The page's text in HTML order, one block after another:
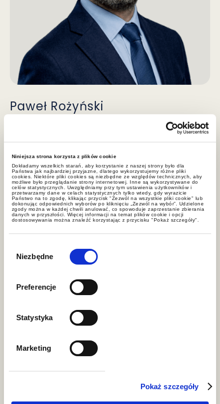
Niniejsza strona korzysta z plików cookie
Dokładamy wszelkich starań, aby korzystanie z naszej strony było dla
Państwa jak najbardziej przyjazne, dlatego wykorzystujemy różne pliki
cookies. Niektóre pliki cookies są niezbędne ze względów technicznych, aby
możliwe było przeglądanie strony internetowej. Inne są wykorzystywane do
celów statystycznych. Uwzględniamy przy tym ustawienia użytkowników i
przetwarzamy dane w celach statystycznych tylko wtedy, gdy wyrazicie
Państwo na to zgodę, klikając przycisk "Zezwól na wszystkie pliki cookie" lub
dokonując odpowiednich wyborów po kliknięciu „Zezwól na wybór”. Udzielone
zgody można w każdej chwili anulować, co spowoduje zaprzestanie zbierania
danych w przyszłości. Więcej informacji na temat plików cookie i opcji
dostosowywania można znaleźć korzystając z przycisku "Pokaż szczegóły".
zgody
Niezbędne
Preferencje
Statystyka
Marketing
Pokaż szczegóły
Paweł Rożyński
dr nauk prawnych, radca prawny, partner
Zespół